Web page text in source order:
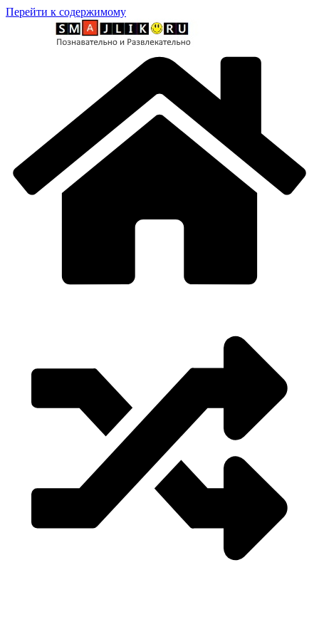
Перейти к содержимому